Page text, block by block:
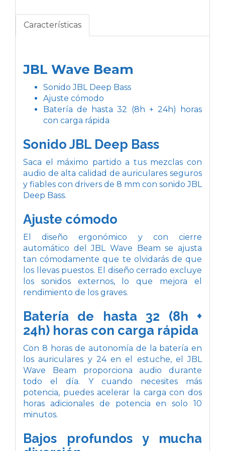
Características
JBL Wave Beam
Sonido JBL Deep Bass
Ajuste cómodo
Batería de hasta 32 (8h + 24h) horas
con carga rápida
Sonido JBL Deep Bass
Saca el máximo partido a tus mezclas con
audio de alta calidad de auriculares seguros
y fiables con drivers de 8 mm con sonido JBL
Deep Bass.
Ajuste cómodo
El diseño ergonómico y con cierre
automático del JBL Wave Beam se ajusta
tan cómodamente que te olvidarás de que
los llevas puestos. El diseño cerrado excluye
los sonidos externos, lo que mejora el
rendimiento de los graves.
Batería de hasta 32 (8h +
24h) horas con carga rápida
Con 8 horas de autonomía de la batería en
los auriculares y 24 en el estuche, el JBL
Wave Beam proporciona audio durante
todo el día. Y cuando necesites más
potencia, puedes acelerar la carga con dos
horas adicionales de potencia en solo 10
minutos.
Bajos profundos y mucha